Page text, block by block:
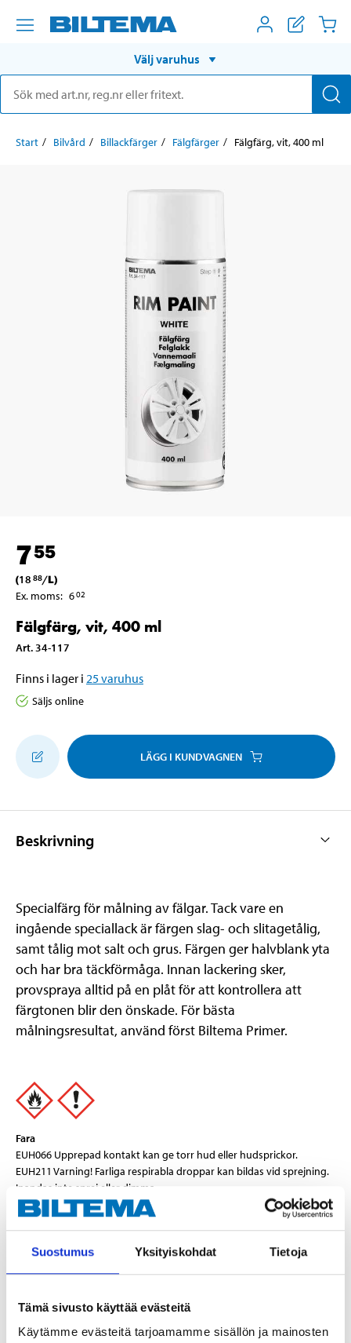
Suostumus Yksityiskohdat Tietoja
Tämä sivusto käyttää evästeitä
Käytämme evästeitä tarjoamamme sisällön ja mainosten
Välj varuhus
Start Bilvård Billackfärger Fälgfärger Fälgfärg, vit, 400 ml
755
(18 88/L)
Ex. moms: 602
Fälgfärg, vit, 400 ml
Art. 34-117
Finns i lager i 25varuhus
Säljs online
LÄGG I KUNDVAGNEN
Beskrivning
Specialfärg för målning av fälgar. Tack vare en
ingående speciallack är färgen slag- och slitagetålig,
samt tålig mot salt och grus. Färgen ger halvblank yta
och har bra täckförmåga. Innan lackering sker,
provspraya alltid på en plåt för att kontrollera att
färgtonen blir den önskade. För bästa
målningsresultat, använd först Biltema Primer.
Fara
EUH066 Upprepad kontakt kan ge torr hud eller hudsprickor.
EUH211 Varning! Farliga respirabla droppar kan bildas vid sprejning.
Inandas inte sprej eller dimma.
H222 Extremt brandfarlig aerosol.
H229 Tryckbehållare: Kan sprängas vid uppvärmning.
H336 Kan göra att man blir dåsig eller omtöcknad.
Volym
400 ml